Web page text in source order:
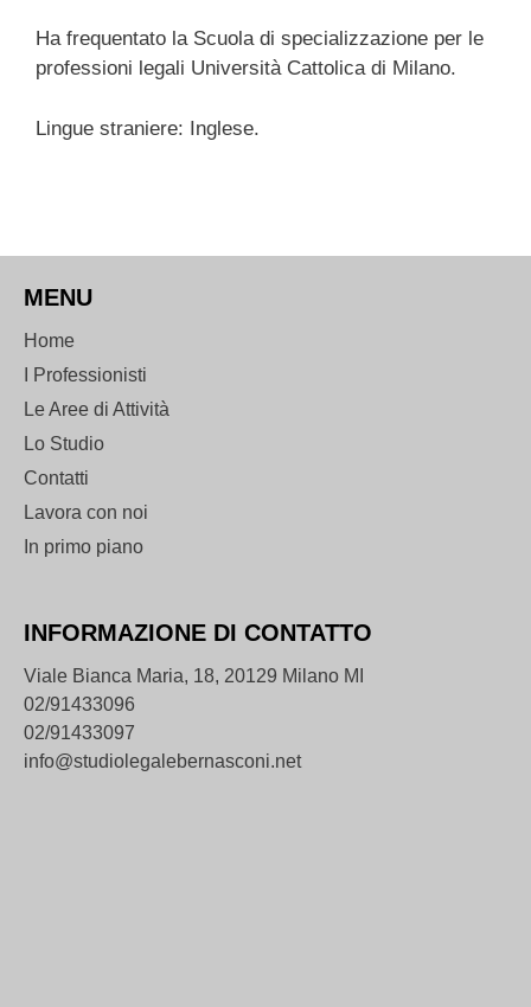
Ha frequentato la Scuola di specializzazione per le
professioni legali Università Cattolica di Milano.
Lingue straniere: Inglese.
MENU
Home
I Professionisti
Le Aree di Attività
Lo Studio
Contatti
Lavora con noi
In primo piano
INFORMAZIONE DI CONTATTO
Viale Bianca Maria, 18, 20129 Milano MI
02/91433096
02/91433097
info@studiolegalebernasconi.net